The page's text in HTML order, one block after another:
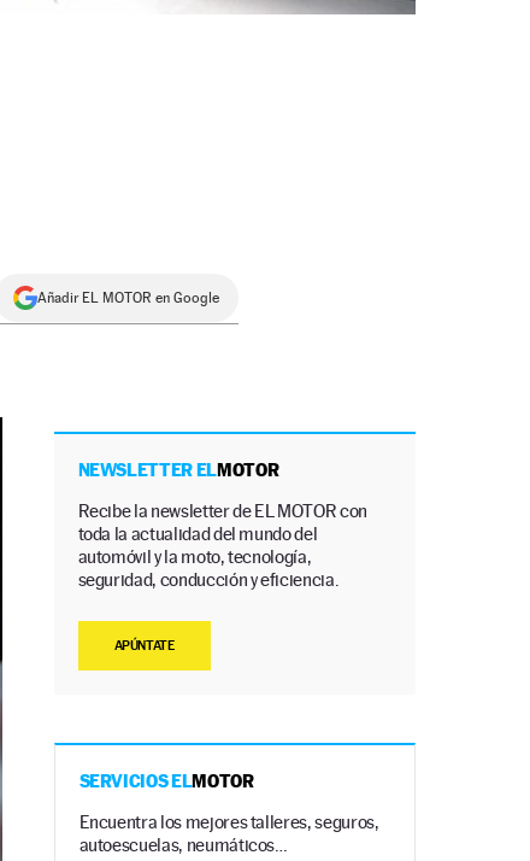
Añadir EL MOTOR en Google
NEWSLETTER ELMOTOR
Recibe la newsletter de EL MOTOR con
toda la actualidad del mundo del
automóvil y la moto, tecnología,
seguridad, conducción y eficiencia.
APÚNTATE
SERVICIOS ELMOTOR
Encuentra los mejores talleres, seguros,
autoescuelas, neumáticos…